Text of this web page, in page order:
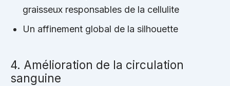
graisseux responsables de la cellulite
Un affinement global de la silhouette
4. Amélioration de la circulation
sanguine